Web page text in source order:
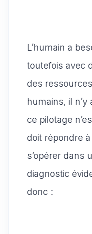
L’humain a
toutefois avec
des
humains, il n’y
ce pilotage
doit répondre
s’opérer dans
diagnostic
donc :